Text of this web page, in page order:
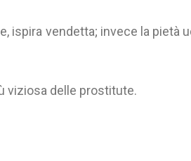
ispira vendetta; invece la pietà
viziosa delle prostitute.